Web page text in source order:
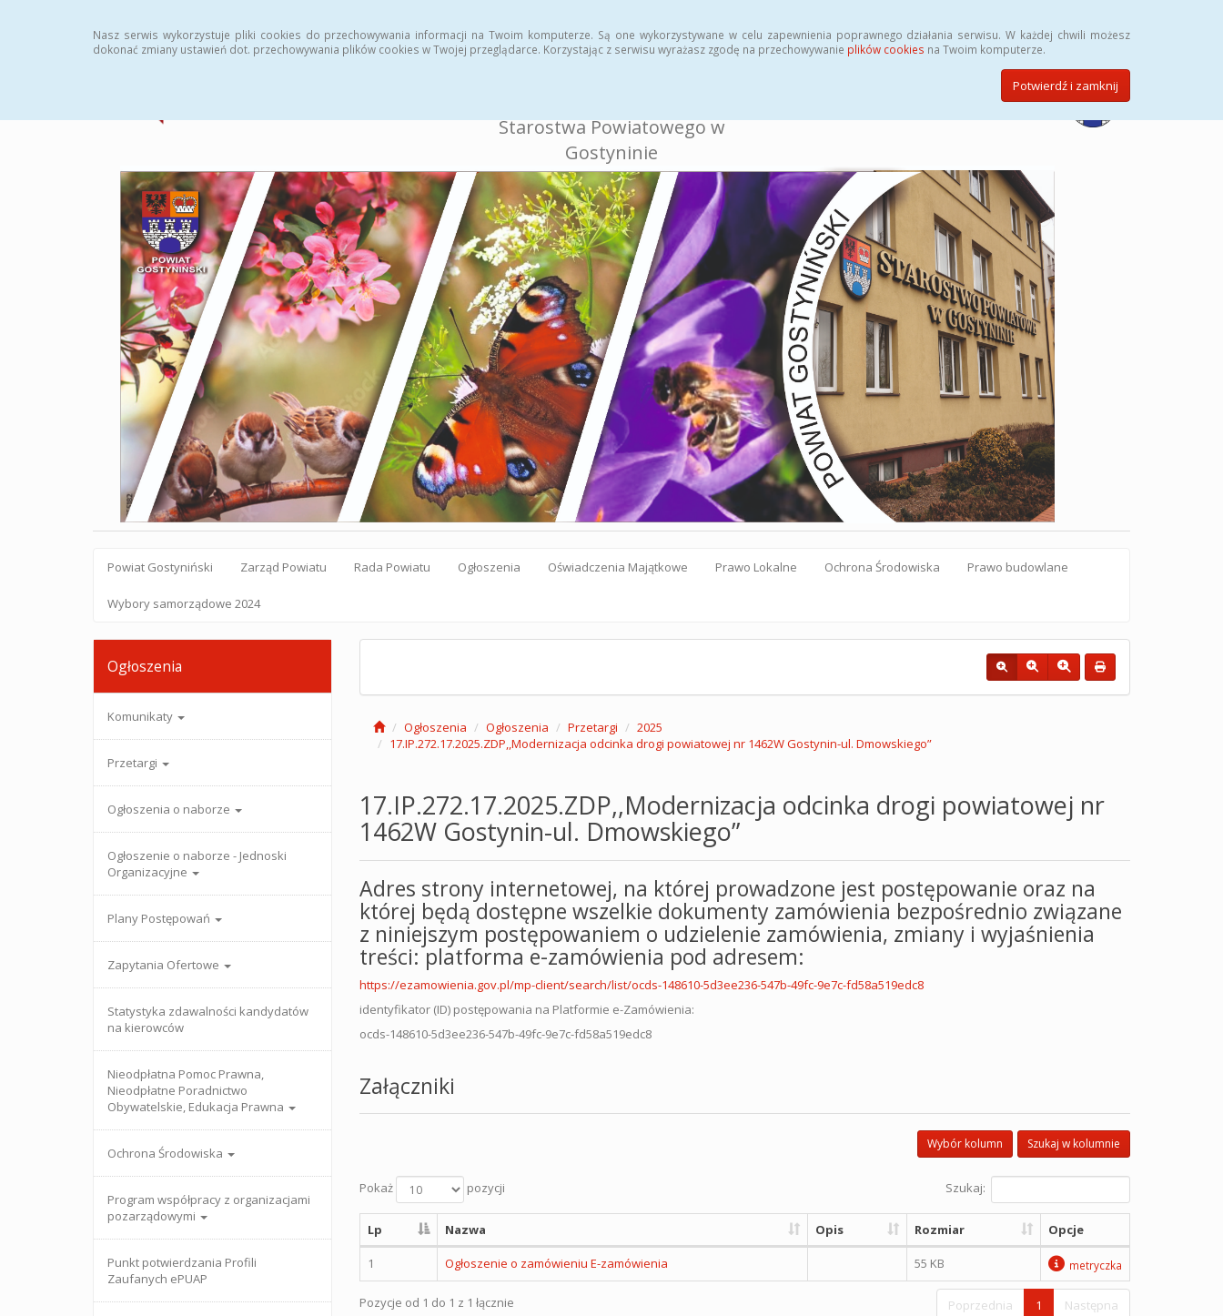
Nasz serwis wykorzystuje pliki cookies do przechowywania informacji na Twoim komputerze. Są one wykorzystywane w celu zapewnienia poprawnego działania serwisu. W każdej chwili możesz
dokonać zmiany ustawień dot. przechowywania plików cookies w Twojej przeglądarce. Korzystając z serwisu wyrażasz zgodę na przechowywanie plików cookies na Twoim komputerze.
Potwierdź i zamknij
Starostwa Powiatowego w
Gostyninie
Powiat Gostyniński Zarząd Powiatu Rada Powiatu Ogłoszenia Oświadczenia Majątkowe Prawo Lokalne Ochrona Środowiska Prawo budowlane
Wybory samorządowe 2024
Ogłoszenia
Komunikaty
Przetargi
Ogłoszenia o naborze
Ogłoszenie o naborze - Jednoski
Organizacyjne
Plany Postępowań
Zapytania Ofertowe
Statystyka zdawalności kandydatów
na kierowców
Nieodpłatna Pomoc Prawna,
Nieodpłatne Poradnictwo
Obywatelskie, Edukacja Prawna
Ochrona Środowiska
Program współpracy z organizacjami
pozarządowymi
Punkt potwierdzania Profili
Zaufanych ePUAP
Ogłoszenia Ogłoszenia Przetargi
2025
17.IP.272.17.2025.ZDP,,Modernizacja odcinka drogi powiatowej nr 1462W Gostynin-ul. Dmowskiego”
17.IP.272.17.2025.ZDP,,Modernizacja odcinka drogi powiatowej nr
1462W Gostynin-ul. Dmowskiego”
Adres strony internetowej, na której prowadzone jest postępowanie oraz na
której będą dostępne wszelkie dokumenty zamówienia bezpośrednio związane
z niniejszym postępowaniem o udzielenie zamówienia, zmiany i wyjaśnienia
treści: platforma e-zamówienia pod adresem:
https://ezamowienia.gov.pl/mp-client/search/list/ocds-148610-5d3ee236-547b-49fc-9e7c-fd58a519edc8
identyfikator (ID) postępowania na Platformie e-Zamówienia:
ocds-148610-5d3ee236-547b-49fc-9e7c-fd58a519edc8
Załączniki
Szukaj w kolumnie
Wybór kolumn
Pokaż pozycji Szukaj:
Lp Nazwa Opis Rozmiar Opcje
1 Ogłoszenie o zamówieniu E-zamówienia 55 KB metryczka
Pozycje od 1 do 1 z 1 łącznie Poprzednia 1 Następna